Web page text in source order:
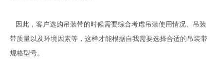
因此，客户选购吊装带的时候需要综合考虑吊装使用情况、吊装
带质量以及环境因素等，这样才能根据自我需要选择合适的吊装带
规格型号。